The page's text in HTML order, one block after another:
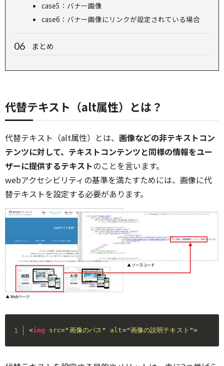
case5：バナー画像
case6：バナー画像にリンクが設定されている場合
まとめ
代替テキスト（alt属性）とは？
代替テキスト（alt属性）とは、 画像などの非テキストコン
テンツに対して、テキストコンテンツと同様の情報をユー
ザーに提供するテキストのことを言います。
webアクセシビリティの基準を満たすためには、画像に代
替テキストを設定する必要があります。
<img src=" 画像のパス " alt="画像の説明テキスト ">